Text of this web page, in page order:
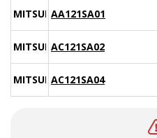
MITSUBISHIAA121SA01
MITSUBISHIAC121SA02
MITSUBISHIAC121SA04